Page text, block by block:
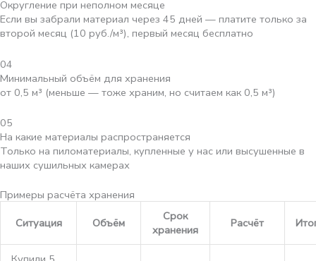
Округление при неполном месяце
Если вы забрали материал через 45 дней — платите только за
второй месяц (10 руб./м³), первый месяц бесплатно
04
Минимальный объём для хранения
от 0,5 м³ (меньше — тоже храним, но считаем как 0,5 м³)
05
На какие материалы распространяется
Только на пиломатериалы, купленные у нас или высушенные в
наших сушильных камерах
Примеры расчёта хранения
Ситуация
Объём
Срок
хранения
Расчёт